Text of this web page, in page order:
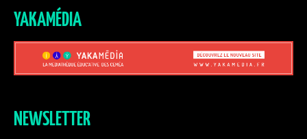
YAKAMÉDIA
NEWSLETTER